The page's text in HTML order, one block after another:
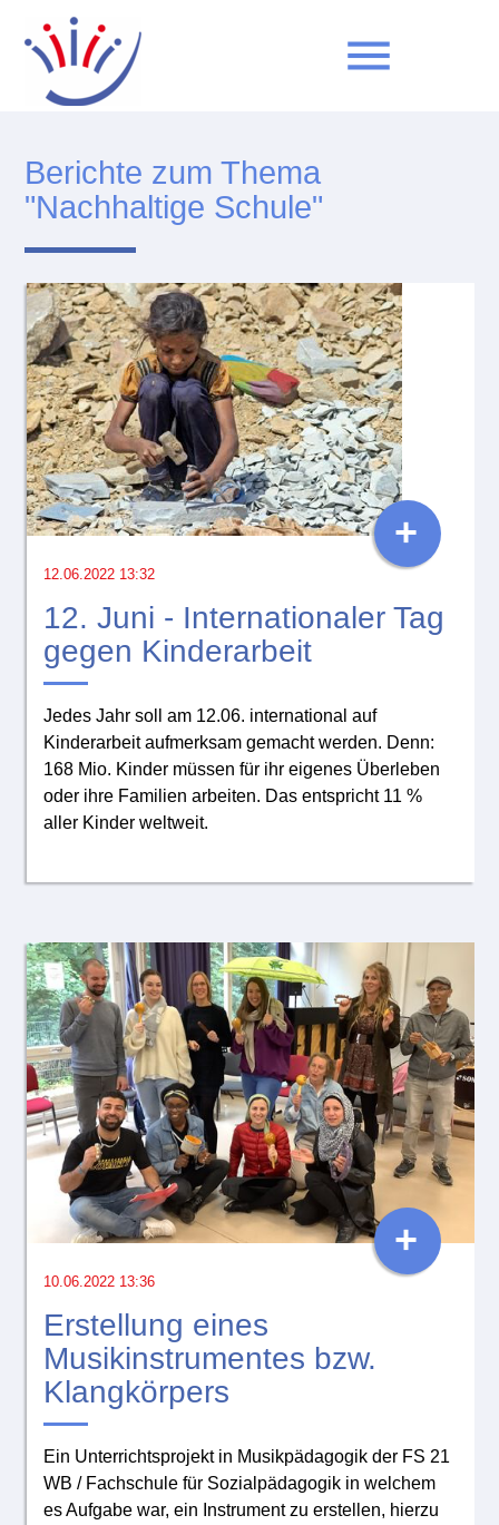
menu
Suchbegriffe
Berichte zum Thema
"Nachhaltige Schule"
12.06.2022 13:32
12. Juni - Internationaler Tag
gegen Kinderarbeit
Jedes Jahr soll am 12.06. international auf
Kinderarbeit aufmerksam gemacht werden. Denn:
168 Mio. Kinder müssen für ihr eigenes Überleben
oder ihre Familien arbeiten. Das entspricht 11 %
aller Kinder weltweit.
+
10.06.2022 13:36
Erstellung eines
Musikinstrumentes bzw.
Klangkörpers
Ein Unterrichtsprojekt in Musikpädagogik der FS 21
WB / Fachschule für Sozialpädagogik in welchem
es Aufgabe war, ein Instrument zu erstellen, hierzu
+